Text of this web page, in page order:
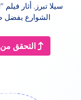
سيلا تبرز. أثار
الشوارع بفضل
التحقق